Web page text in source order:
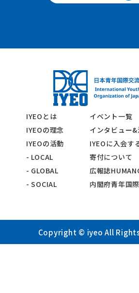
IYEOとは
イベント一覧
IYEOの理念
インタビュー
IYEOの活動
IYEOに入会す
- LOCAL
寄付について
- GLOBAL
広報誌
- SOCIAL
内閣府青年国
Copyright © iyeo All